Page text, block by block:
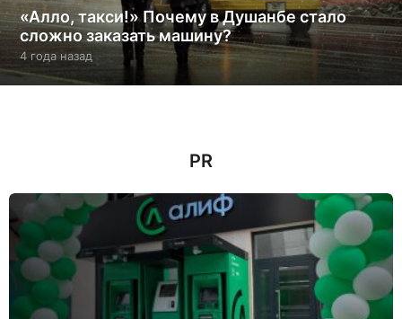
«Алло, такси!» Почему в Душанбе стало
сложно заказать машину?
4 года назад
о
а
д
PR